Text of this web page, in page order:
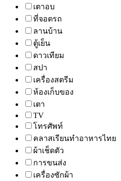
เตาอบ
ที่จอดรถ
ลานบ้าน
ตู้เย็น
ดาวเทียม
สปา
เครื่องสตรีม
ห้องเก็บของ
เตา
TV
โทรศัพท์
คลาสเรียนทำอาหารไทย
ผ้าเช็ดตัว
การขนส่ง
เครื่องซักผ้า